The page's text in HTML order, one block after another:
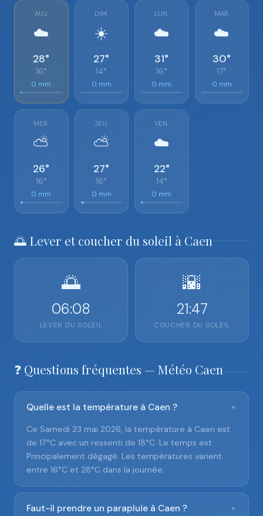
AUJ.
☁️
28°
16°
0 mm
DIM.
☀️
27°
14°
0 mm
LUN.
☁️
31°
16°
0 mm
MAR.
☁️
30°
17°
0 mm
MER.
⛅
26°
16°
0 mm
JEU.
⛅
27°
16°
0 mm
VEN.
☁️
22°
14°
0 mm
🌅 Lever et coucher du soleil à Caen
🌅
06:08
LEVER DU SOLEIL
🌇
21:47
COUCHER DU SOLEIL
❓ Questions fréquentes — Météo Caen
Quelle est la température à Caen ? ▼
Ce Samedi 23 mai 2026, la température à Caen est
de 17°C avec un ressenti de 18°C. Le temps est
Principalement dégagé. Les températures varient
entre 16°C et 28°C dans la journée.
Faut-il prendre un parapluie à Caen ? ▼